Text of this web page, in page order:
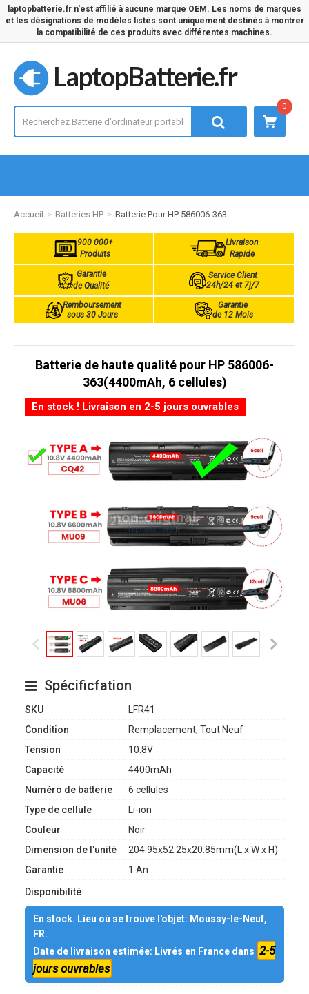
laptopbatterie.fr n'est affilié à aucune marque OEM. Les noms de marques
et les désignations de modèles listés sont uniquement destinés à montrer
la compatibilité de ces produits avec différentes machines.
LaptopBatterie.fr
0
Accueil Batteries HP Batterie Pour HP 586006-363
900 000+
Produits
Livraison
Rapide
Garantie
de Qualité
Service Client
24h/24 et 7j/7
Remboursement
sous 30 Jours
Garantie
de 12 Mois
Batterie de haute qualité pour HP 586006-
363(4400mAh, 6 cellules)
En stock ! Livraison en 2-5 jours ouvrables
Spécificfation
SKU
LFR41
Condition
Remplacement, Tout Neuf
Tension
10.8V
Capacité
4400mAh
Numéro de batterie
6 cellules
Type de cellule
Li-ion
Couleur
Noir
Dimension de l'unité
204.95x52.25x20.85mm(L x W x H)
Garantie
1 An
Disponibilité
En stock. Lieu où se trouve l'objet: Moussy-le-Neuf,
FR.
Date de livraison estimée: Livrés en France dans 2-5
jours ouvrables